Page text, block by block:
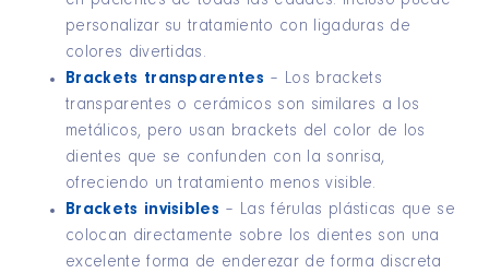
personalizar su tratamiento con ligaduras de
colores divertidas.
Brackets transparentes – Los brackets
transparentes o cerámicos son similares a los
metálicos, pero usan brackets del color de los
dientes que se confunden con la sonrisa,
ofreciendo un tratamiento menos visible.
Brackets invisibles – Las férulas plásticas que se
colocan directamente sobre los dientes son una
excelente forma de enderezar de forma discreta